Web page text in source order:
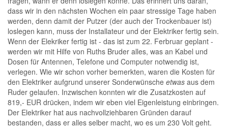
dass wir in den nächsten Wochen ein paar stressige Tage haben
werden, denn damit der Putzer (der auch der Trockenbauer ist)
loslegen kann, muss der Installateur und der Elektriker fertig sein.
Wenn der Elekriker fertig ist - das ist zum 22. Ferbruar geplant -
werden wir mit Hilfe von Ruths Bruder alles, was an Kabel und
Dosen für Antennen, Telefone und Computer notwendig ist,
verlegen. Wie wir schon vorher bemerkten, waren die Kosten für
den Elektriker aufgrund unserer Sonderwünsche etwas aus dem
Ruder gelaufen. Inzwischen konnten wir die Zusatzkosten auf
819,- EUR drücken, indem wir eben viel Eigenleistung einbringen.
Der Elektriker hat aus nachvollziehbaren Gründen darauf
bestanden, dass er alles selber macht, wo es um 230 Volt geht.